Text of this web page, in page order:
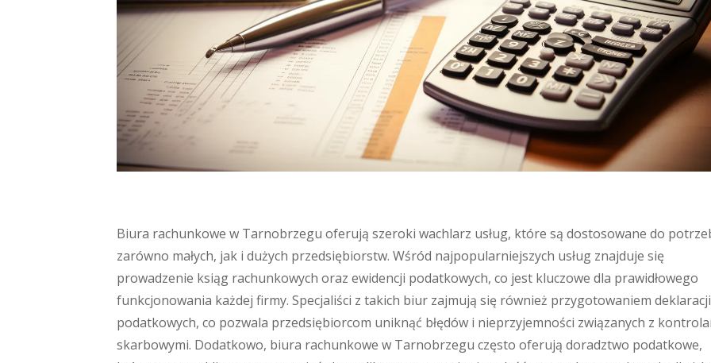
Biura rachunkowe w Tarnobrzegu oferują szeroki wachlarz usług, które są dostosowane do
zarówno małych, jak i dużych przedsiębiorstw. Wśród najpopularniejszych usług znajduje się
prowadzenie ksiąg rachunkowych oraz ewidencji podatkowych, co jest kluczowe dla prawidłowego
funkcjonowania każdej firmy. Specjaliści z takich biur zajmują się również przygotowaniem deklaracji
podatkowych, co pozwala przedsiębiorcom uniknąć błędów i nieprzyjemności związanych z
skarbowymi. Dodatkowo, biura rachunkowe w Tarnobrzegu często oferują doradztwo podatkowe,